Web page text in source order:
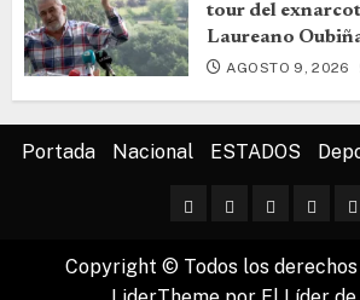
tour del
Laureano
AGOSTO 9, 2026
Portada Nacional ESTADOS
Copyright © Todos los